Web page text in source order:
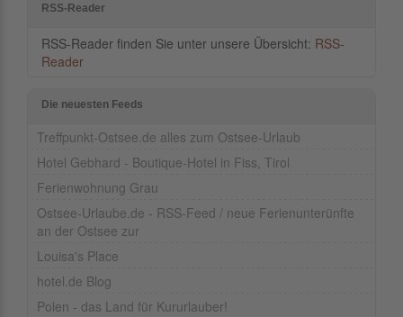
RSS-Reader
RSS-Reader finden Sie unter unsere Übersicht: RSS-
Reader
Die neuesten Feeds
Treffpunkt-Ostsee.de alles zum Ostsee-Urlaub
Hotel Gebhard - Boutique-Hotel in Fiss, Tirol
Ferienwohnung Grau
Ostsee-Urlaube.de - RSS-Feed / neue Ferienunterünfte
an der Ostsee zur
Louisa's Place
hotel.de Blog
Polen - das Land für Kururlauber!